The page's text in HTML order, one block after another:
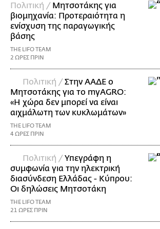
Πολιτική / Μητσοτάκης για
βιομηχανία: Προτεραιότητα η
ενίσχυση της παραγωγικής
βάσης
THE LIFO TEAM
2 ΩΡΕΣ ΠΡΙΝ
Πολιτική /Στην ΑΑΔΕ ο
Μητσοτάκης για το myAGRO:
«Η χώρα δεν μπορεί να είναι
αιχμάλωτη των κυκλωμάτων»
THE LIFO TEAM
4 ΩΡΕΣ ΠΡΙΝ
Πολιτική /Υπεγράφη η
συμφωνία για την ηλεκτρική
διασύνδεση Ελλάδας - Κύπρου:
Οι δηλώσεις Μητσοτάκη
THE LIFO TEAM
21 ΩΡΕΣ ΠΡΙΝ